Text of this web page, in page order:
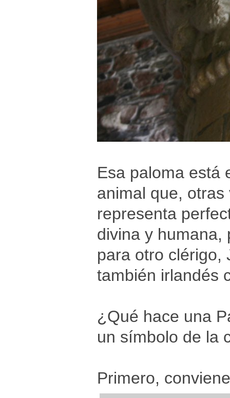
Esa paloma está
animal que,
representa
divina y humana,
para otro clérigo,
también irlandés
¿Qué hace una
un símbolo de la
Primero,